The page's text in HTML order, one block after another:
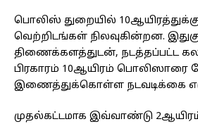
பொலிஸ் துறையில்
வெற்றிடங்கள் நிலவுகின்றன.
திணைக்களத்துடன், நடத்தப்பட்ட
பிரகாரம் 10ஆயிரம் பொலிஸாரை
இணைத்துக்கொள்ள நடவடிக்கை
முதல்கட்டமாக இவ்வாண்டு